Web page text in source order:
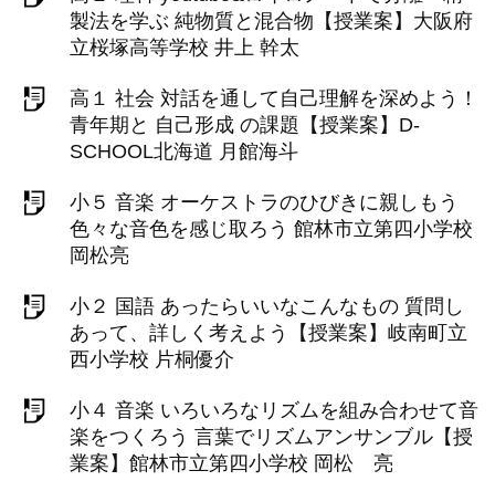
製法を学ぶ 純物質と混合物【授業案】大阪府
立桜塚高等学校 井上 幹太
高１ 社会 対話を通して自己理解を深めよう！
青年期と 自己形成 の課題【授業案】D-
SCHOOL北海道 月館海斗
小５ 音楽 オーケストラのひびきに親しもう
色々な音色を感じ取ろう 館林市立第四小学校
岡松亮
小２ 国語 あったらいいなこんなもの 質問し
あって、詳しく考えよう【授業案】岐南町立
西小学校 片桐優介
小４ 音楽 いろいろなリズムを組み合わせて音
楽をつくろう 言葉でリズムアンサンブル【授
業案】館林市立第四小学校 岡松 亮